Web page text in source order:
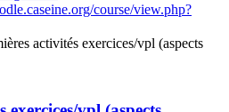
course/view.php?
activités exercices/vpl (aspects